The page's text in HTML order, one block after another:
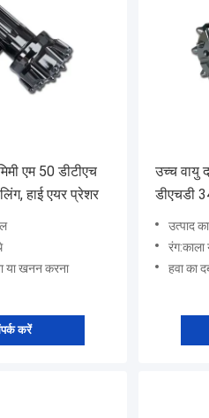
एम 50 डीटीएच
हाई एयर प्रेशर
खनन करना
करें
उच्च वायु
डीएचडी
उत्पाद
रंग:काला
हवा का